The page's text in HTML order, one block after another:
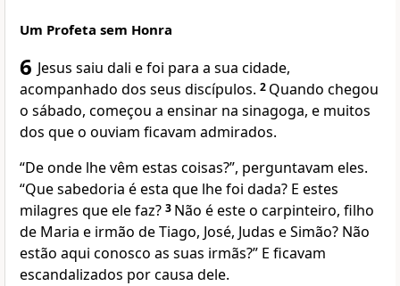
Um Profeta sem Honra
6 Jesus saiu dali e foi para a sua cidade,
acompanhado dos seus discípulos. 2 Quando chegou
o sábado, começou a ensinar na sinagoga, e muitos
dos que o ouviam ficavam admirados.
“De onde lhe vêm estas coisas?”, perguntavam eles.
“Que sabedoria é esta que lhe foi dada? E estes
milagres que ele faz? 3 Não é este o carpinteiro, filho
de Maria e irmão de Tiago, José, Judas e Simão? Não
estão aqui conosco as suas irmãs?” E ficavam
escandalizados por causa dele.